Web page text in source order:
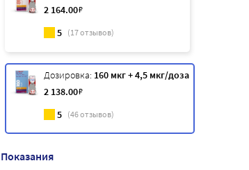
2 164.00₽
5 (17отзывов)
Дозировка: 160 мкг + 4,5 мкг/доза
2 138.00₽
5 (46отзывов)
Показания